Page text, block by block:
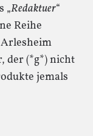
„Redaktuer“
Reihe
der (*g*) nicht
jemals